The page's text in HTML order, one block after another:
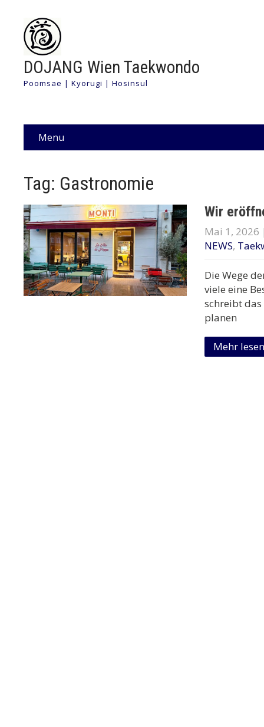
DOJANG Wien Taekwondo
Poomsae | Kyorugi | Hosinsul
Menu
Tag: Gastronomie
Wir
Mai 1, 2026
NEWS,
Die Wege
viele eine
schreibt das
planen
Mehr lesen